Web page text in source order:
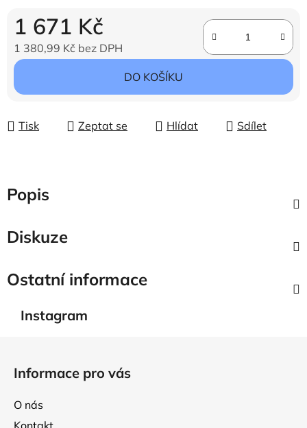
1 671 Kč
1 380,99 Kč bez DPH
Měrná cena:
DO KOŠÍKU
Tisk Zeptat se Hlídat Sdílet
Popis
Diskuze
Ostatní informace
Instagram
Informace pro vás
O nás
Kontakt